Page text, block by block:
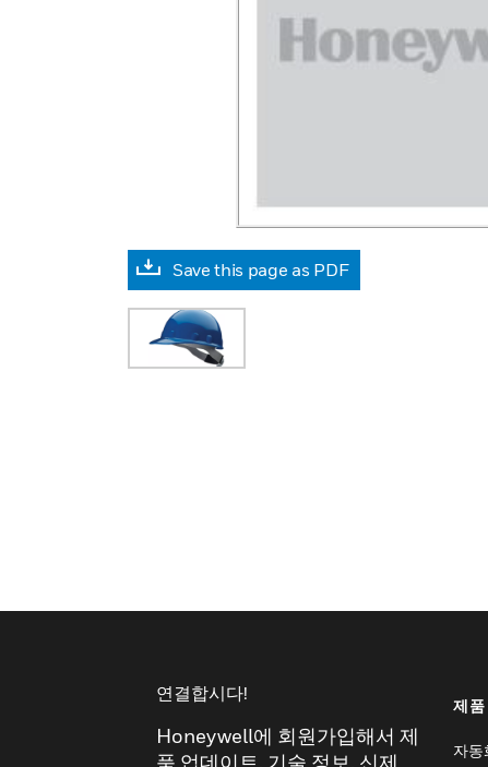
Save this page as PDF
연결합시다!
Honeywell에 회원가입해서 제
품 업데이트, 기술 정보, 신제
제품
자동